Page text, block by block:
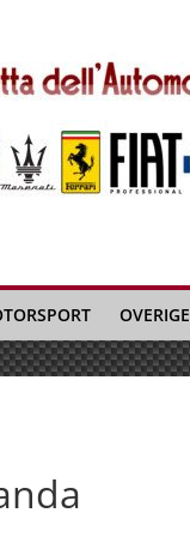
OVERIGE